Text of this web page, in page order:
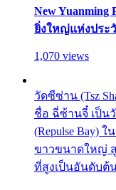
New
ยิ่งใหญ่แห่งประ
1,070 views
วัดซีซ่าน (Tsz
ชื่อ ฉี่ซ้านจี๋ เป็น
(Repulse Bay)
ขาวขนาดใหญ่ สู
ที่สูงเป็นอันดับต้